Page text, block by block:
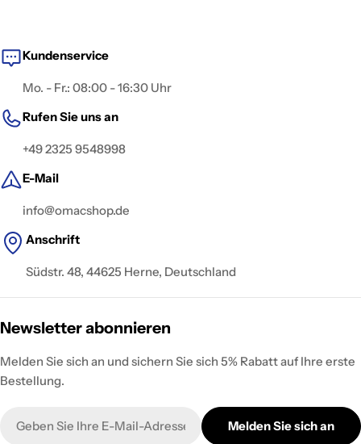
Kundenservice
Mo. - Fr.: 08:00 - 16:30 Uhr
Rufen Sie uns an
+49 2325 9548998
E-Mail
info@omacshop.de
Anschrift
Südstr. 48, 44625 Herne, Deutschland
Newsletter abonnieren
Melden Sie sich an und sichern Sie sich 5% Rabatt auf Ihre erste
Bestellung.
Mail
Melden Sie sich an